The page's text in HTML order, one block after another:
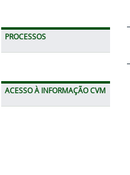
PROCESSOS
ACESSO À INFORMAÇÃO CVM